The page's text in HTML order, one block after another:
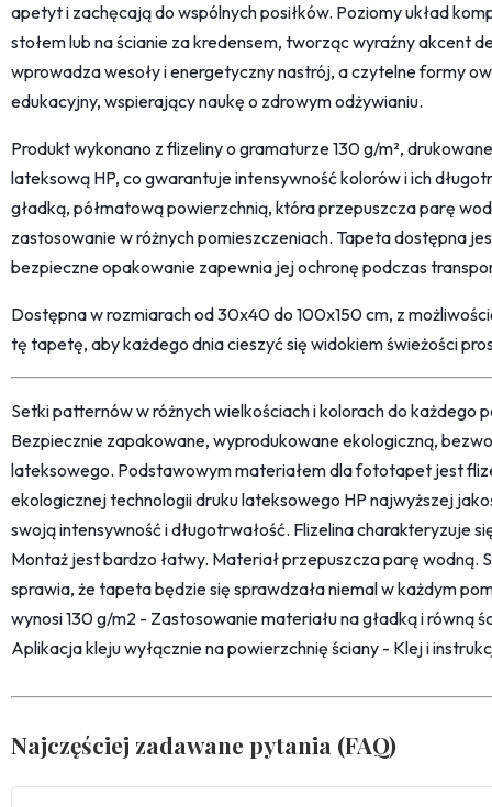
apetyt i zachęcają do wspólnych posiłków. Poziomy układ
stołem lub na ścianie za kredensem, tworząc wyraźny akcent
wprowadza wesoły i energetyczny nastrój, a czytelne formy
edukacyjny, wspierający naukę o zdrowym odżywianiu.
Produkt wykonano z flizeliny o gramaturze 130 g/m²,
lateksową HP, co gwarantuje intensywność kolorów i ich
gładką, półmatową powierzchnią, która przepuszcza parę
zastosowanie w różnych pomieszczeniach. Tapeta dostępna
bezpieczne opakowanie zapewnia jej ochronę podczas
Dostępna w rozmiarach od 30x40 do 100x150 cm, z
tę tapetę, aby każdego dnia cieszyć się widokiem świeżości
Setki patternów w różnych wielkościach i kolorach do każdego
Bezpiecznie zapakowane, wyprodukowane ekologiczną,
lateksowego. Podstawowym materiałem dla fototapet jest
ekologicznej technologii druku lateksowego HP najwyższej
swoją intensywność i długotrwałość. Flizelina charakteryzuje
Montaż jest bardzo łatwy. Materiał przepuszcza parę wodną.
sprawia, że tapeta będzie się sprawdzała niemal w każdym
wynosi 130 g/m2 - Zastosowanie materiału na gładką i równą
Aplikacja kleju wyłącznie na powierzchnię ściany - Klej i
Najczęściej zadawane pytania (FAQ)